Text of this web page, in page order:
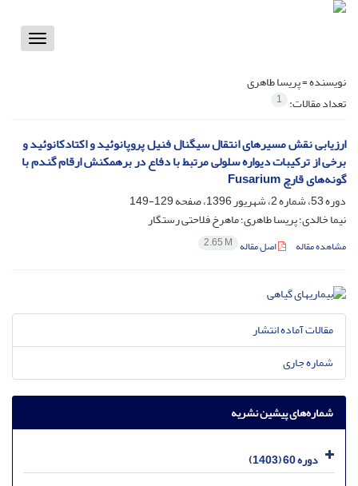
Toggle
نویسنده =پریسا طاهری
تعداد مقالات: 1
ارزیابی نقش مسیرهای انتقال سیگنال فنیل پروپانوئید و اکتادکانوئید و
برخی از ترکیبات دیواره سلولی مرتبط با دفاع در برهمکنش ارقام گندم با
گونه‌های قارچ Fusarium‌
دوره 53، شماره 2، شهریور 1396، صفحه
129-149
نیما خالدی؛ پریسا طاهری؛ ماهرخ فلاحتی رستگار
مشاهده مقاله اصل مقاله 2.65 M
مقالات آماده انتشار
شماره جاری
شماره‌های پیشین نشریه
دوره 60 (1403)